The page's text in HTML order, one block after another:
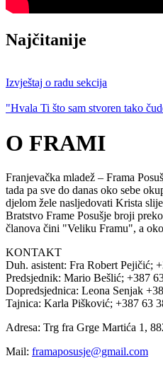
Najčitanije
Izvještaj o radu sekcija
"Hvala Ti što sam stvoren tako
O FRAMI
Franjevačka mladež – Frama
tada pa sve do danas oko sebe
djelom žele nasljedovati Krista
Bratstvo Frame Posušje broji
članova čini "Veliku Framu", a
KONTAKT
Duh. asistent: Fra Robert Pejičić;
Predsjednik: Mario Bešlić; +387
Dopredsjednica: Leona Senjak
Tajnica: Karla Pišković; +387 63
Adresa: Trg fra Grge Martića 1,
Mail: framaposusje@gmail.com